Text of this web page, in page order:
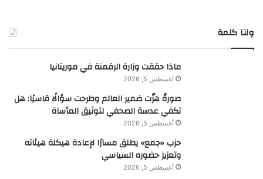
ولنا كلمة
ماذا حققت وزارة الرقمنة في موريتانيا
أغسطس 5, 2026
صورةٌ هزّت ضمير العالم وطرحت سؤالًا قاسيًا: هل
تكفي عدسة الصحفي لتوثيق المأساة
أغسطس 5, 2026
حزب «جمع» يطلق مسارًا لإعادة هيكلة هيئاته
وتعزيز حضوره السياسي
أغسطس 5, 2026